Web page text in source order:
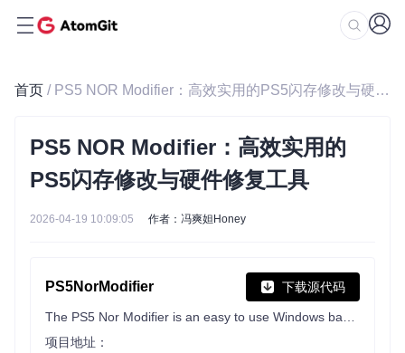
首页 / PS5 NOR Modifier：高效实用的PS5闪存修改与硬件修复工具
PS5 NOR Modifier：高效实用的
PS5闪存修改与硬件修复工具
2026-04-19 10:09:05 作者：冯爽妲Honey
PS5NorModifier 下载源代码
项目地址：